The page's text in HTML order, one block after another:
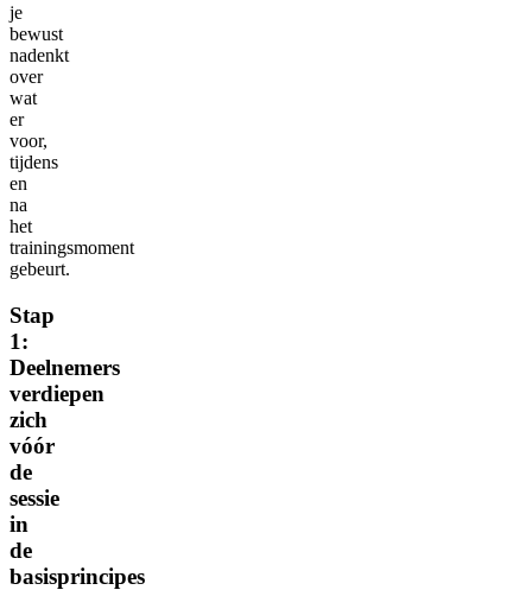
je
bewust
nadenkt
over
wat
er
voor,
tijdens
en
na
het
trainingsmoment
gebeurt.
Stap
1:
Deelnemers
verdiepen
zich
vóór
de
sessie
in
de
basisprincipes